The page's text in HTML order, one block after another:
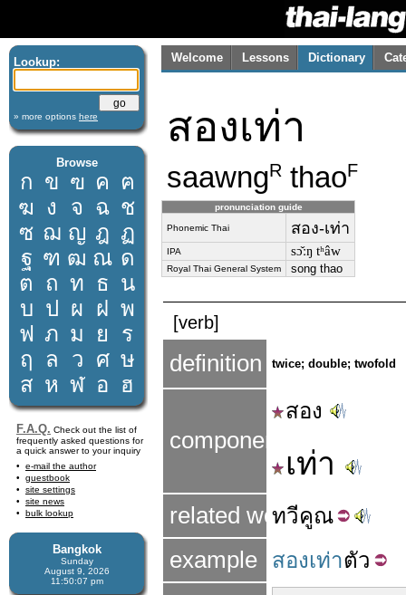
Lookup:
» more options here
Browse
ก ข ฃ ค ฅ
ฆ ง จ ฉ ช
ซ ฌ ญ ฎ ฏ
ฐ ฑ ฒ ณ ด
ต ถ ท ธ น
บ ป ผ ฝ พ
ฟ ภ ม ย
ร
ฤ
ล ว ศ ษ
ส ห ฬ อ ฮ
F.A.Q. Check out the list of
frequently asked questions for
a quick answer to your inquiry
e-mail the author
guestbook
site settings
site news
bulk lookup
Bangkok
Sunday
August 9, 2026
11:50:08 pm
Welcome Lessons Dictionary
สองเท่า
saawngR thaoF
pronunciation guide
Phonemic Thai สอง-เท่า
IPA sɔ̌ːŋ tʰâw
Royal Thai General System song thao
[verb]
definition twice; double; twofold
components
สอง
เท่า
related word
ทวีคูณ
example สองเท่าตัว